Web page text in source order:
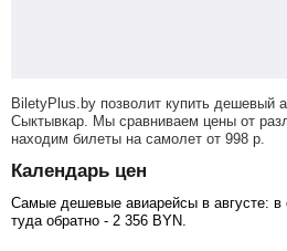
BiletyPlus.by позволит купить дешевый
Сыктывкар. Мы сравниваем цены от
находим билеты на самолет от 998 р
Календарь цен
Самые дешевые авиарейсы в августе: в
туда обратно - 2 356 BYN